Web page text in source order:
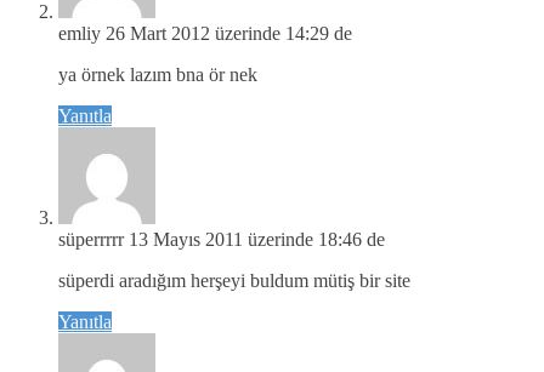
emliy 26 Mart 2012 üzerinde 14:29 de
ya örnek lazım bna ör nek
Yanıtla
süperrrrr 13 Mayıs 2011 üzerinde 18:46 de
süperdi aradığım herşeyi buldum mütiş bir site
Yanıtla